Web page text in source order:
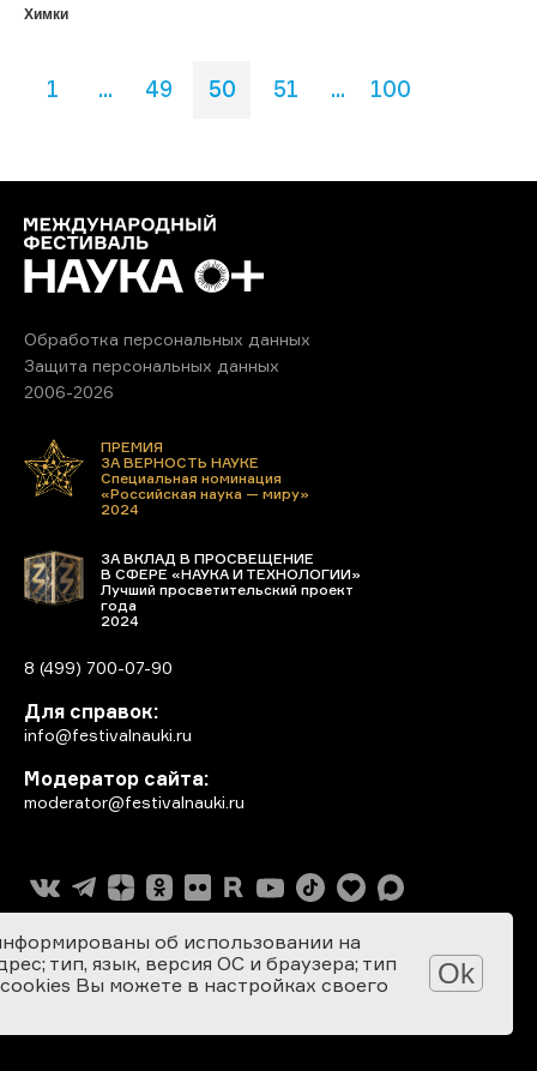
Химки
1 ... 49 50 51 ... 100
Обработка персональных данных
Защита персональных данных
2006-2026
ПРЕМИЯ
ЗА ВЕРНОСТЬ НАУКЕ
Специальная номинация
«Российская наука — миру»
2024
ЗА ВКЛАД В ПРОСВЕЩЕНИЕ
В СФЕРЕ «НАУКА И ТЕХНОЛОГИИ»
Лучший просветительский проект
года
2024
8 (499) 700-07-90
Для справок:
info@festivalnauki.ru
Модератор сайта:
moderator@festivalnauki.ru
об использовании на
тип, язык, версия ОС и браузера; тип
Вы можете в настройках своего
Ok